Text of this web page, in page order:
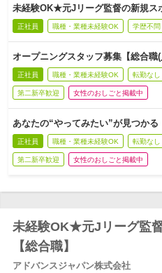
未経験OK★元Jリーグ監督の新規ス
正社員 職種・業種未経験OK 学歴不問
オープニングスタッフ募集【総合
正社員 職種・業種未経験OK 転勤なし
第二新卒歓迎 女性のおしごと掲載中
あなたの“やってみたい”が見つかる
正社員 職種・業種未経験OK 転勤なし
第二新卒歓迎 女性のおしごと掲載中
未経験OK★元Jリーグ監
【総合職】
アドバンスジャパン株式会社